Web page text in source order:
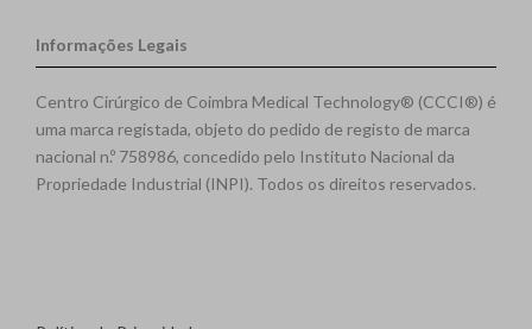
Informações Legais
Centro Cirúrgico de Coimbra Medical Technology® (CCCI®) é
uma marca registada, objeto do pedido de registo de marca
nacional n.º 758986, concedido pelo Instituto Nacional da
Propriedade Industrial (INPI). Todos os direitos reservados.